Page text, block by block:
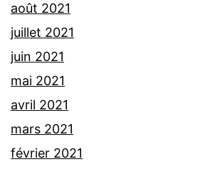
août 2021
juillet 2021
juin 2021
mai 2021
avril 2021
mars 2021
février 2021